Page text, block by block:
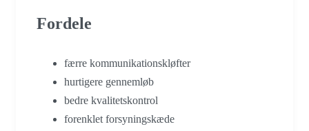
Fordele
færre kommunikationskløfter
hurtigere gennemløb
bedre kvalitetskontrol
forenklet forsyningskæde